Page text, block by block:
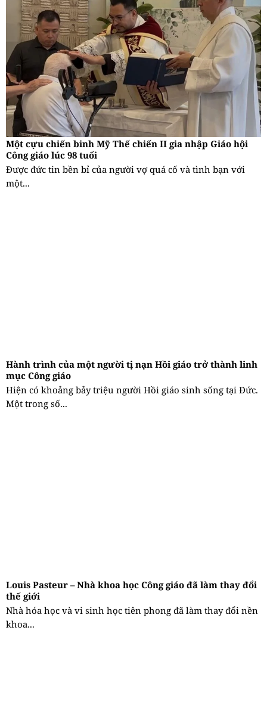
Một cựu chiến binh Mỹ Thế chiến II gia nhập Giáo hội
Công giáo lúc 98 tuổi
Được đức tin bền bỉ của người vợ quá cố và tình bạn với
một...
Hành trình của một người tị nạn Hồi giáo trở thành linh
mục Công giáo
Hiện có khoảng bảy triệu người Hồi giáo sinh sống tại Đức.
Một trong số...
Louis Pasteur – Nhà khoa học Công giáo đã làm thay đổi
thế giới
Nhà hóa học và vi sinh học tiên phong đã làm thay đổi nền
khoa...